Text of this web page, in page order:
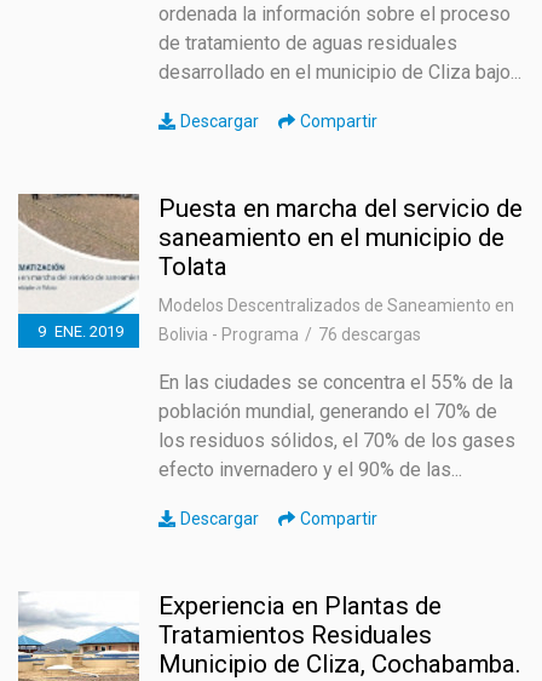
ordenada la información sobre el proceso
de tratamiento de aguas residuales
desarrollado en el municipio de Cliza bajo...
Descargar Compartir
9 ENE. 2019
Puesta en marcha del servicio de
saneamiento en el municipio de
Tolata
Modelos Descentralizados de Saneamiento en
Bolivia - Programa
76 descargas
En las ciudades se concentra el 55% de la
población mundial, generando el 70% de
los residuos sólidos, el 70% de los gases
efecto invernadero y el 90% de las...
Descargar Compartir
Experiencia en Plantas de
Tratamientos Residuales
Municipio de Cliza, Cochabamba.